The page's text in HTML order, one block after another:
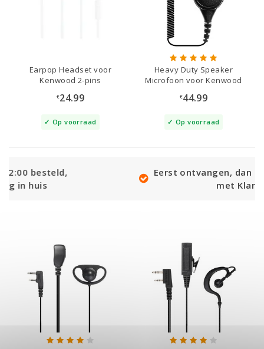
Earpop Headset voor
Kenwood 2-pins
€24.99
Op voorraad
Heavy Duty Speaker
Microfoon voor Kenwood
€44.99
Op voorraad
Eerst ontvangen, dan achteraf betalen